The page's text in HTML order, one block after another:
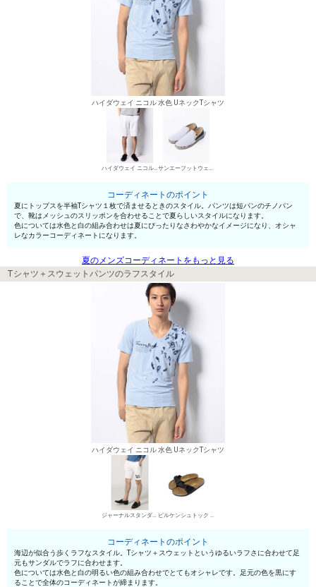
ハイダウェイ ニコル 水色 UネックTシャツ
ハイダウェイ ニコル チノパン・綿パン サンエーフットウェア メッシュスリッポン
コーディネートのポイント
夏にトップスを半袖Tシャツ１枚で済ませるときのスタイル。パンツは短パンのチノパン
で、靴はメッシュのスリッポンを合わせることで夏らしいスタイルになります。
色については水色と白の組み合わせは夏にぴったりなさわやかなイメージになり、オシャ
レなカラーコーディネートになります。
夏のメンズコーディネートをもっと見る
Tシャツ＋スウェットパンツのラフスタイル
ハイダウェイ ニコル 水色 UネックTシャツ
ジャーナルスタンダード ホームステッド スウェットパンツ ビルケンシュトック サンダル
コーディネートのポイント
海辺が似合う歩くラフなスタイル。Tシャツ＋スウェットというゆるいラフさに合わせて足
元もサンダルでラフに合わせます。
色については水色と白の明るい色の組み合わせでとてもオシャレです。足元の色を黒にす
ることで全体のコーディネートが締まります。